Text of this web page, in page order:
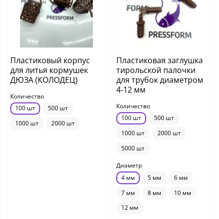
Пластиковый корпус
для литья кормушек
ДЮЗА (КОЛОДЕЦ)
Количество
100 шт
500 шт
1000 шт
2000 шт
Пластиковая заглушка
тирольской палочки
для трубок диаметром
4-12 мм
Количество
100 шт
500 шт
1000 шт
2000 шт
5000 шт
Диаметр
4 мм
5 мм
6 мм
7 мм
8 мм
10 мм
12 мм